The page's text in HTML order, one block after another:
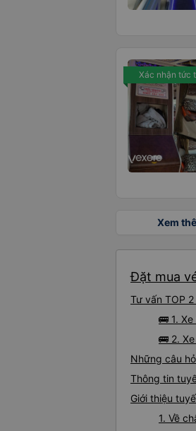
Xác nhận tức
Xem
Đặt mua
Tư vấn TOP
🚌 1.
🚌 2.
Những câu
Thông tin
Giới thiệu
1. Về